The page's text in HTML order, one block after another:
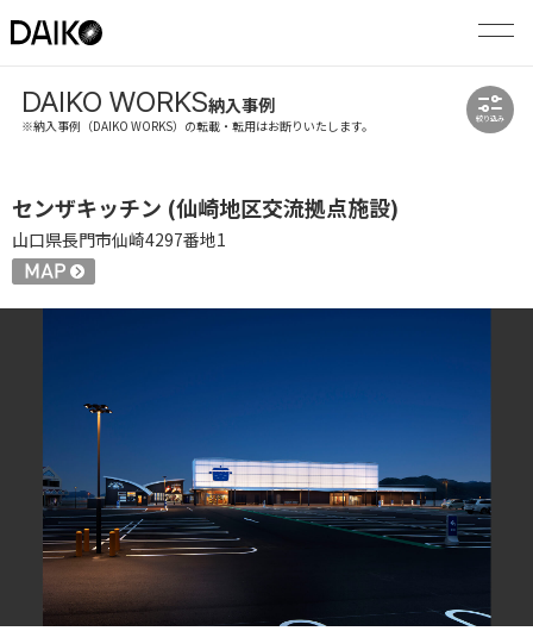
DAIKO WORKS納入事例
※納入事例（DAIKO WORKS）の転載・転用はお断りいたします。 絞り込み
センザキッチン (仙崎地区交流拠点施設)
山口県長門市仙崎4297番地1